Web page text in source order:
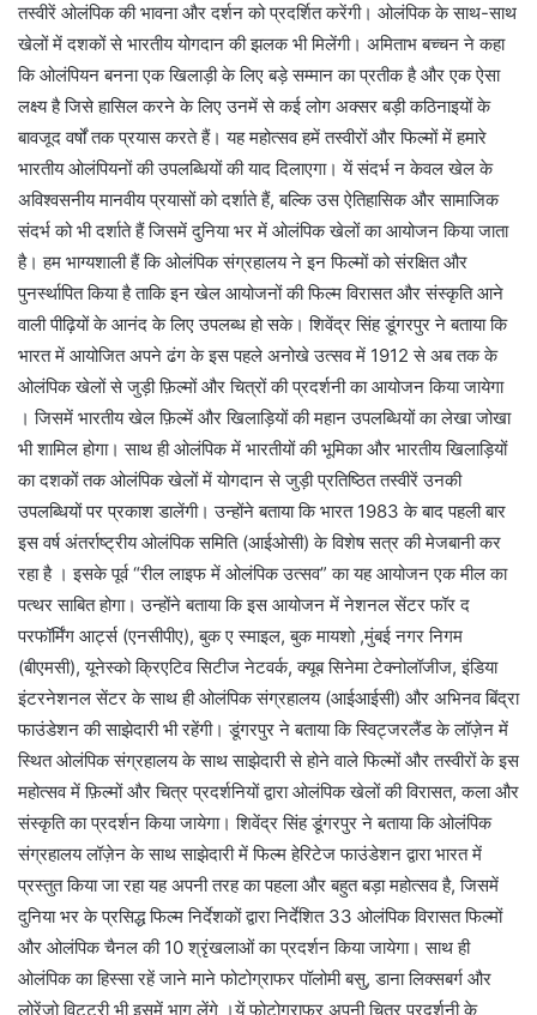
तस्वीरें ओलंपिक की भावना और दर्शन को प्रदर्शित करेंगी। ओलंपिक के साथ-साथ
खेलों में दशकों से भारतीय योगदान की झलक भी मिलेंगी। अमिताभ बच्चन ने कहा
कि ओलंपियन बनना एक खिलाड़ी के लिए बड़े सम्मान का प्रतीक है और एक ऐसा
लक्ष्य है जिसे हासिल करने के लिए उनमें से कई लोग अक्सर बड़ी कठिनाइयों के
बावजूद वर्षों तक प्रयास करते हैं। यह महोत्सव हमें तस्वीरों और फिल्मों में हमारे
भारतीय ओलंपियनों की उपलब्धियों की याद दिलाएगा। यें संदर्भ न केवल खेल के
अविश्वसनीय मानवीय प्रयासों को दर्शाते हैं, बल्कि उस ऐतिहासिक और सामाजिक
संदर्भ को भी दर्शाते हैं जिसमें दुनिया भर में ओलंपिक खेलों का आयोजन किया जाता
है। हम भाग्यशाली हैं कि ओलंपिक संग्रहालय ने इन फिल्मों को संरक्षित और
पुनर्स्थापित किया है ताकि इन खेल आयोजनों की फिल्म विरासत और संस्कृति आने
वाली पीढ़ियों के आनंद के लिए उपलब्ध हो सके। शिवेंद्र सिंह डूंगरपुर ने बताया कि
भारत में आयोजित अपने ढंग के इस पहले अनोखे उत्सव में 1912 से अब तक के
ओलंपिक खेलों से जुड़ी फ़िल्मों और चित्रों की प्रदर्शनी का आयोजन किया जायेगा
। जिसमें भारतीय खेल फ़िल्में और खिलाड़ियों की महान उपलब्धियों का लेखा जोखा
भी शामिल होगा। साथ ही ओलंपिक में भारतीयों की भूमिका और भारतीय खिलाड़ियों
का दशकों तक ओलंपिक खेलों में योगदान से जुड़ी प्रतिष्ठित तस्वीरें उनकी
उपलब्धियों पर प्रकाश डालेंगी। उन्होंने बताया कि भारत 1983 के बाद पहली बार
इस वर्ष अंतर्राष्ट्रीय ओलंपिक समिति (आईओसी) के विशेष सत्र की मेजबानी कर
रहा है । इसके पूर्व “रील लाइफ में ओलंपिक उत्सव” का यह आयोजन एक मील का
पत्थर साबित होगा। उन्होंने बताया कि इस आयोजन में नेशनल सेंटर फॉर द
परफॉर्मिंग आर्ट्स (एनसीपीए), बुक ए स्माइल, बुक मायशो ,मुंबई नगर निगम
(बीएमसी), यूनेस्को क्रिएटिव सिटीज नेटवर्क, क्यूब सिनेमा टेक्नोलॉजीज, इंडिया
इंटरनेशनल सेंटर के साथ ही ओलंपिक संग्रहालय (आईआईसी) और अभिनव बिंद्रा
फाउंडेशन की साझेदारी भी रहेंगी। डूंगरपुर ने बताया कि स्विट्जरलैंड के लॉज़ेन में
स्थित ओलंपिक संग्रहालय के साथ साझेदारी से होने वाले फिल्मों और तस्वीरों के इस
महोत्सव में फ़िल्मों और चित्र प्रदर्शनियों द्वारा ओलंपिक खेलों की विरासत, कला और
संस्कृति का प्रदर्शन किया जायेगा। शिवेंद्र सिंह डूंगरपुर ने बताया कि ओलंपिक
संग्रहालय लॉज़ेन के साथ साझेदारी में फिल्म हेरिटेज फाउंडेशन द्वारा भारत में
प्रस्तुत किया जा रहा यह अपनी तरह का पहला और बहुत बड़ा महोत्सव है, जिसमें
दुनिया भर के प्रसिद्ध फिल्म निर्देशकों द्वारा निर्देशित 33 ओलंपिक विरासत फिल्मों
और ओलंपिक चैनल की 10 श्रृंखलाओं का प्रदर्शन किया जायेगा। साथ ही
ओलंपिक का हिस्सा रहें जाने माने फोटोग्राफर पॉलोमी बसु, डाना लिक्सबर्ग और
लोरेंजो विट्टूरी भी इसमें भाग लेंगे ।यें फोटोग्राफर अपनी चित्र प्रदर्शनी के